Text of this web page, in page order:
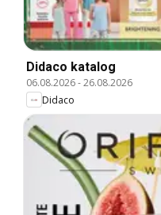
Didaco katalog
06.08.2026-26.08.2026
Didaco